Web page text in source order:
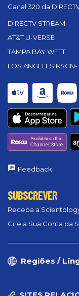
Canal 320 da
DIRECTV STREAM
AT&T U-VERSE
TAMPA BAY WFTT
LOS ANGELES KSCN-
Feedback
SUBSCREVER
Receba a
Crie a Sua Conta da
Regiões /